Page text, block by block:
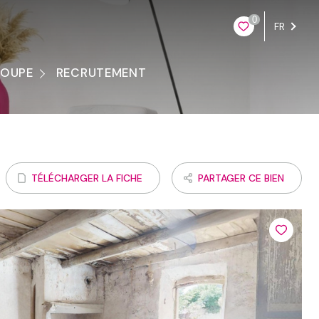
0
FR
RECRUTEMENT
TÉLÉCHARGER LA FICHE PARTAGER CE BIEN